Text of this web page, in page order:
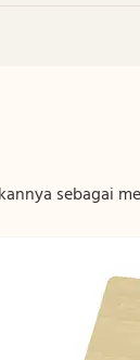
sebagai